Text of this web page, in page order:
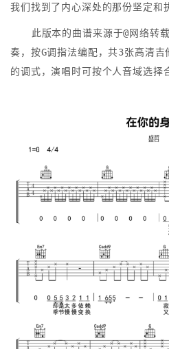
我们找到了内心深处的那份坚定和
此版本的曲谱来源于@网络转
奏，按G调指法编配，共3张高清
的调式，演唱时可按个人音域选择